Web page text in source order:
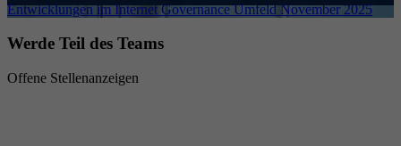
Entwicklungen im Internet Governance Umfeld November 2025
Werde Teil des Teams
Offene Stellenanzeigen